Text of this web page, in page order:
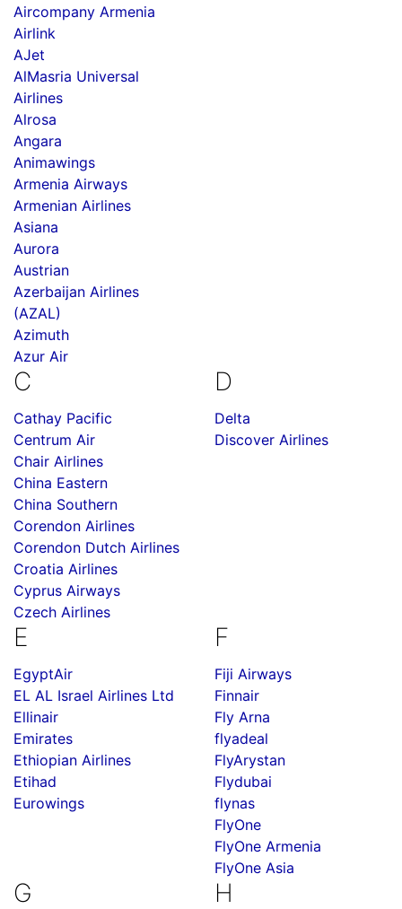
Aircompany Armenia
Airlink
AJet
AlMasria Universal
Airlines
Alrosa
Angara
Animawings
Armenia Airways
Armenian Airlines
Asiana
Aurora
Austrian
Azerbaijan Airlines
(AZAL)
Azimuth
Azur Air
C
Cathay Pacific
Centrum Air
Chair Airlines
China Eastern
China Southern
Corendon Airlines
Corendon Dutch Airlines
Croatia Airlines
Cyprus Airways
Czech Airlines
D
Delta
Discover Airlines
E
EgyptAir
EL AL Israel Airlines Ltd
Ellinair
Emirates
Ethiopian Airlines
Etihad
Eurowings
F
Fiji Airways
Finnair
Fly Arna
flyadeal
FlyArystan
Flydubai
flynas
FlyOne
FlyOne Armenia
FlyOne Asia
G H